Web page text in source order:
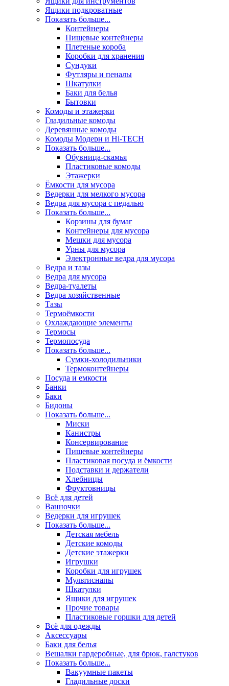
Ящики подкроватные
Показать больше...
Контейнеры
Пищевые контейнеры
Плетеные короба
Коробки для хранения
Сундуки
Футляры и пеналы
Шкатулки
Баки для белья
Бытовки
Комоды и этажерки
Гладильные комоды
Деревянные комоды
Комоды Модерн и Hi-TECH
Показать больше...
Обувница-скамья
Пластиковые комоды
Этажерки
Ёмкости для мусора
Ведерки для мелкого мусора
Ведра для мусора с педалью
Показать больше...
Корзины для бумаг
Контейнеры для мусора
Мешки для мусора
Урны для мусора
Электронные ведра для мусора
Ведра и тазы
Ведра для мусора
Ведра-туалеты
Ведра хозяйственные
Тазы
Термоёмкости
Охлаждающие элементы
Термосы
Термопосуда
Показать больше...
Сумки-холодильники
Термоконтейнеры
Посуда и емкости
Банки
Баки
Бидоны
Показать больше...
Миски
Канистры
Консервирование
Пищевые контейнеры
Пластиковая посуда и ёмкости
Подставки и держатели
Хлебницы
Фруктовницы
Всё для детей
Ванночки
Ведерки для игрушек
Показать больше...
Детская мебель
Детские комоды
Детские этажерки
Игрушки
Коробки для игрушек
Мультиснапы
Шкатулки
Ящики для игрушек
Прочие товары
Пластиковые горшки для детей
Всё для одежды
Аксессуары
Баки для белья
Вешалки гардеробные, для брюк, галстуков
Показать больше...
Вакуумные пакеты
Гладильные доски